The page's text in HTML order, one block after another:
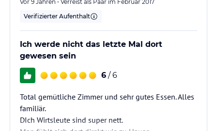
Vor 9 Jahren • Verreist als Paar im Februar 2017
Verifizierter Aufenthalt
Ich werde nicht das letzte Mal dort
gewesen sein
6 / 6
Total gemütliche Zimmer und sehr gutes Essen. Alles
familiär.
DIch Wirtsleute sind super nett.